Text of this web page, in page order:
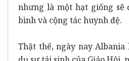
nhưng là một hạt giống sẽ
bình và cộng tác huynh đệ.
Thật thế, ngày nay